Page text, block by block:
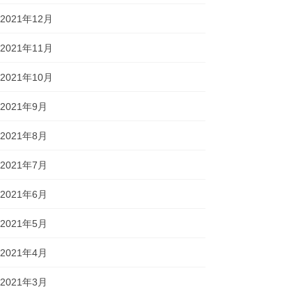
2021年12月
2021年11月
2021年10月
2021年9月
2021年8月
2021年7月
2021年6月
2021年5月
2021年4月
2021年3月